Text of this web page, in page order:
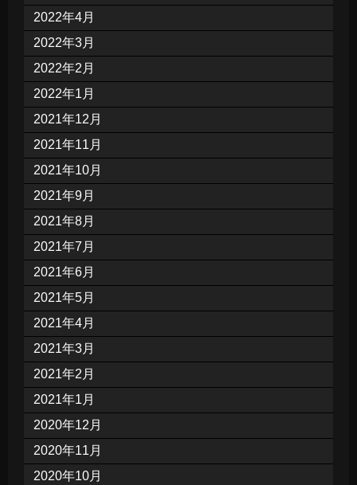
2022年4月
2022年3月
2022年2月
2022年1月
2021年12月
2021年11月
2021年10月
2021年9月
2021年8月
2021年7月
2021年6月
2021年5月
2021年4月
2021年3月
2021年2月
2021年1月
2020年12月
2020年11月
2020年10月